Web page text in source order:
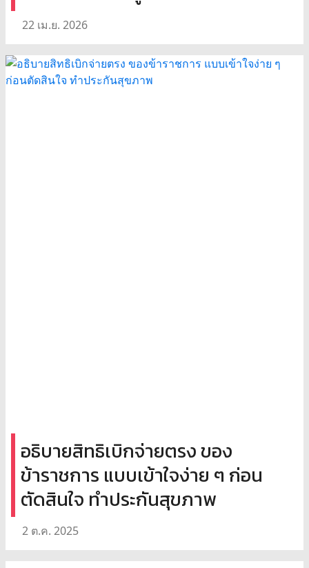
22 เม.ย. 2026
อธิบายสิทธิเบิกจ่ายตรง ของ
ข้าราชการ แบบเข้าใจง่าย ๆ ก่อน
ตัดสินใจ ทำประกันสุขภาพ
2 ต.ค. 2025